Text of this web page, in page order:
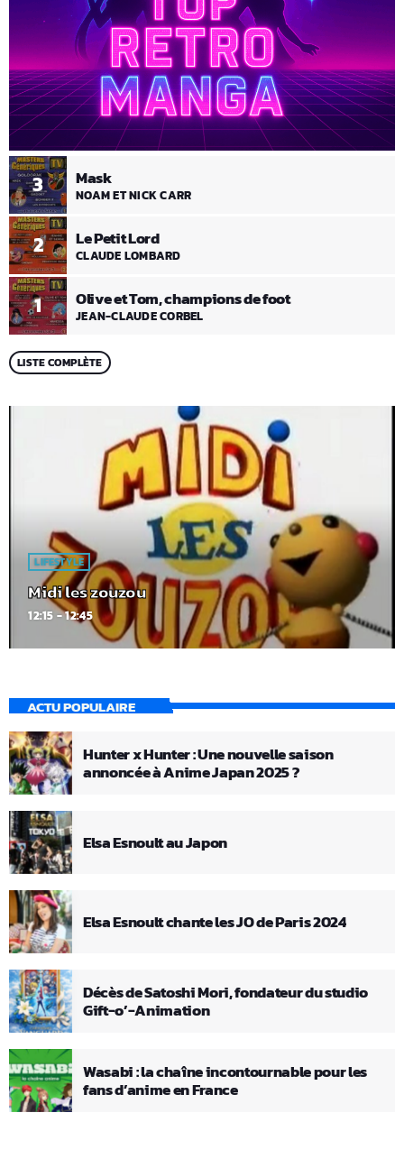
1 Olive et Tom, champions de foot
JEAN-CLAUDE CORBEL
2 Le Petit Lord
CLAUDE LOMBARD
3 Mask
NOAM ET NICK CARR
LISTE COMPLÈTE
LIFESTYLE
Midi les zouzou
12:15 - 12:45
ACTU POPULAIRE
Hunter x Hunter : Une nouvelle saison
annoncée à Anime Japan 2025 ?
Elsa Esnoult au Japon
Elsa Esnoult chante les JO de Paris 2024
Décès de Satoshi Mori, fondateur du studio
Gift-o’-Animation
Wasabi : la chaîne incontournable pour les
fans d’anime en France